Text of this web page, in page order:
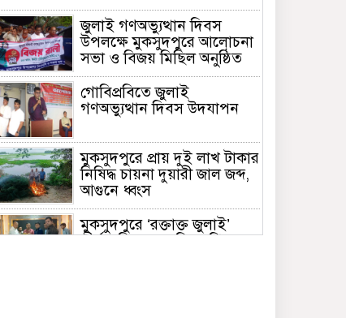
জুলাই গণঅভ্যুত্থান দিবস
উপলক্ষে মুকসুদপুরে আলোচনা
সভা ও বিজয় মিছিল অনুষ্ঠিত
গোবিপ্রবিতে জুলাই
গণঅভ্যুত্থান দিবস উদযাপন
মুকসুদপুরে প্রায় দুই লাখ টাকার
নিষিদ্ধ চায়না দুয়ারী জাল জব্দ,
আগুনে ধ্বংস
মুকসুদপুরে ‘রক্তাক্ত জুলাই’
শীর্ষক চিত্রাঙ্কন প্রতিযোগিতা